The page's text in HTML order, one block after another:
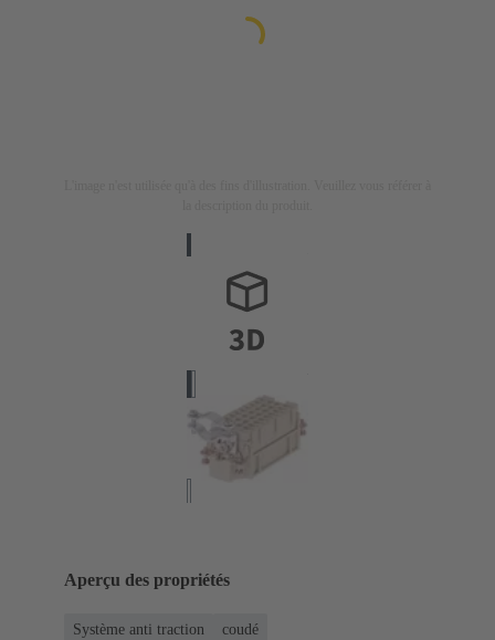
Aperçu des propriétés
Système anti traction
coudé